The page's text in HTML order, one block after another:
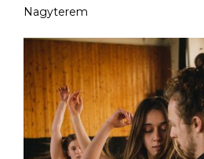
Nagyterem